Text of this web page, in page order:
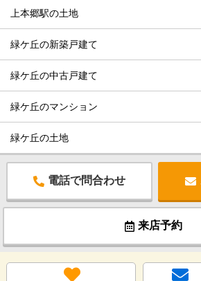
上本郷駅の土地
緑ケ丘の新築戸建て
緑ケ丘の中古戸建て
緑ケ丘のマンション
緑ケ丘の土地
電話で問合わせ
来店予約